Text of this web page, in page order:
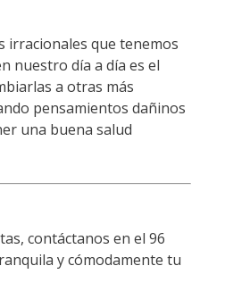
irracionales que tenemos
nuestro día a día es el
a otras más
pensamientos dañinos
una buena salud
contáctanos en el 96
y cómodamente tu